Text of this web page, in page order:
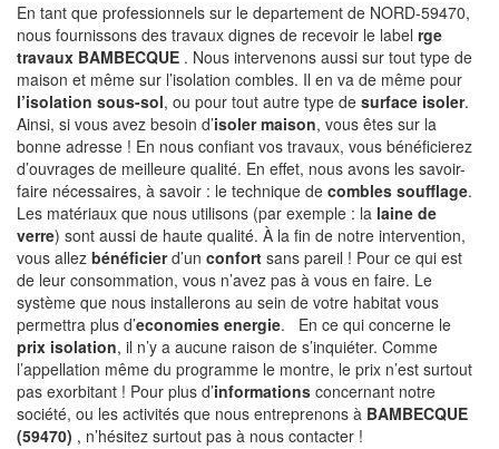
En tant que professionnels sur le departement de NORD-59470,
nous fournissons des travaux dignes de recevoir le label rge
travaux BAMBECQUE . Nous intervenons aussi sur tout type de
maison et même sur l’isolation combles. Il en va de même pour
l’isolation sous-sol, ou pour tout autre type de surface isoler.
Ainsi, si vous avez besoin d’isoler maison, vous êtes sur la
bonne adresse ! En nous confiant vos travaux, vous bénéficierez
d’ouvrages de meilleure qualité. En effet, nous avons les savoir-
faire nécessaires, à savoir : le technique de combles soufflage.
Les matériaux que nous utilisons (par exemple : la laine de
verre) sont aussi de haute qualité. À la fin de notre intervention,
vous allez bénéficierd’un confort sans pareil ! Pour ce qui est
de leur consommation, vous n’avez pas à vous en faire. Le
système que nous installerons au sein de votre habitat vous
permettra plus d’economies energie. En ce qui concerne le
prix isolation, il n’y a aucune raison de s’inquiéter. Comme
l’appellation même du programme le montre, le prix n’est surtout
pas exorbitant ! Pour plus d’informations concernant notre
société, ou les activités que nous entreprenons à BAMBECQUE
(59470) , n’hésitez surtout pas à nous contacter !